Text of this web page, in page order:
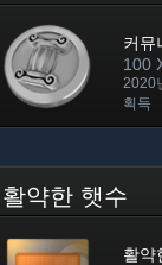
커뮤
100
2020
획득
활약한 햇수
활약